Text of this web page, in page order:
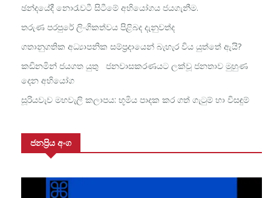
ඡන්දයේදී නොරැවටී සිටීමේ අභියෝගය ජයගැනීම.
තරුණ පරපුරේ ලිංගිකත්වය පිළිබද දැනුවත්ද
ගතානුගතික අධ්‍යාපනික සම්ප්‍රදායෙන් බැහැර විය යුත්තේ ඇයි?
කඩිනමින් ජයගත යුතු ජනවාසකරණයට ලක්වූ ජනතාව මුහුණ
දෙන අභියෝග
සූරියවැව මහවැලි කලාපය: භූමිය පාදක කර ගත් ගැටුම් හා විසඳුම්
ජනප්‍රිය අංග